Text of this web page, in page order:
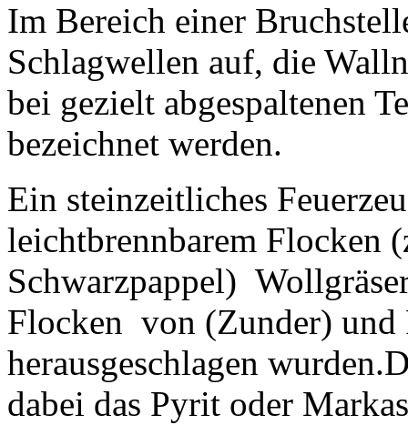
Im Bereich einer
Schlagwellen auf, die
bei gezielt abgespaltenen
bezeichnet werden.
Ein steinzeitliches
leichtbrennbarem Flocken
Schwarzpappel)
Flocken von (Zunder) und
herausgeschlagen
dabei das Pyrit oder